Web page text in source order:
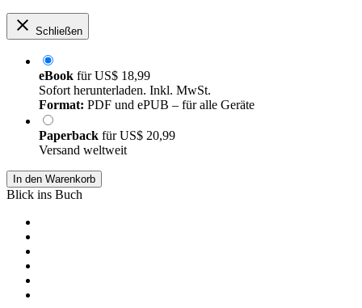
Schließen
eBook fürUS$ 18,99
Sofort herunterladen. Inkl. MwSt.
Format: PDF und ePUB – für alle Geräte
Paperback fürUS$ 20,99
Versand weltweit
In den Warenkorb
Blick ins Buch